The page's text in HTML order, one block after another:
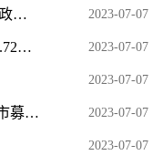
提升环境促发展①四川出台“1+2”政策体系 助力民营经济高质量发展 2023-07-07
雅克科技：7月6日融资净买入441.72万元，连续3日累计净买入2170.13万元 2023-07-07
2023-07-07
云计算竞争日趋激烈 七牛云欲上市募资扩大市场份额 2023-07-07
2023-07-07